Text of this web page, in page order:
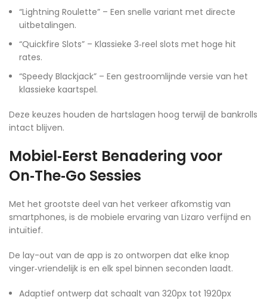
“Lightning Roulette” – Een snelle variant met directe
uitbetalingen.
“Quickfire Slots” – Klassieke 3‑reel slots met hoge hit
rates.
“Speedy Blackjack” – Een gestroomlijnde versie van het
klassieke kaartspel.
Deze keuzes houden de hartslagen hoog terwijl de bankrolls
intact blijven.
Mobiel‑Eerst Benadering voor
On‑The‑Go Sessies
Met het grootste deel van het verkeer afkomstig van
smartphones, is de mobiele ervaring van Lizaro verfijnd en
intuïtief.
De lay-out van de app is zo ontworpen dat elke knop
vinger‑vriendelijk is en elk spel binnen seconden laadt.
Adaptief ontwerp dat schaalt van 320px tot 1920px